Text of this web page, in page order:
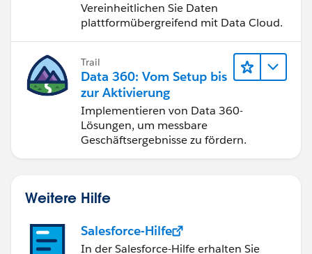
Vereinheitlichen Sie Daten
plattformübergreifend mit Data Cloud.
Trail
Data 360: Vom Setup bis
zur Aktivierung
Implementieren von Data 360-
Lösungen, um messbare
Geschäftsergebnisse zu fördern.
Weitere Hilfe
Salesforce-Hilfe
In der Salesforce-Hilfe erhalten Sie